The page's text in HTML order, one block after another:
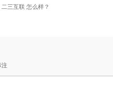
二三互联 怎么样？
注